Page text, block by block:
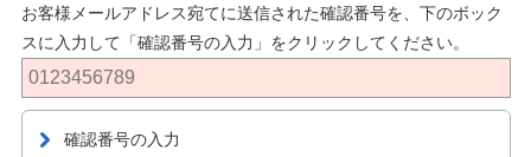
お客様メールアドレス宛てに送信された確認番号を、下のボック
スに入力して「確認番号の入力」をクリックしてください。
確認番号の入力